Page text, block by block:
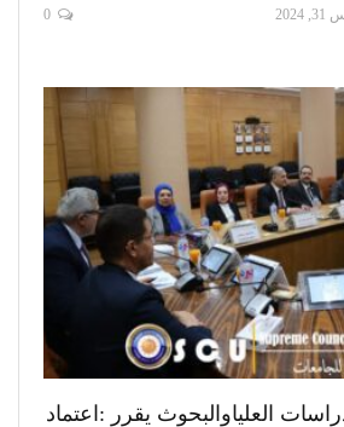
العلياوالبحوث يقرر :اعتماد